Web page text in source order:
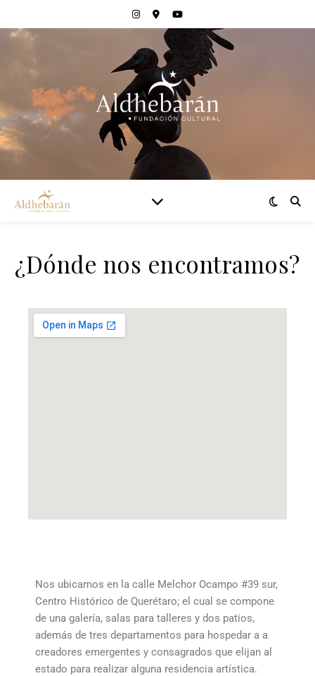
¿Dónde nos encontramos?
Nos ubicamos en la calle Melchor Ocampo #39 sur,
Centro Histórico de Querétaro; el cual se compone
de una galería, salas para talleres y dos patios,
además de tres departamentos para hospedar a a
creadores emergentes y consagrados que elijan al
estado para realizar alguna residencia artística.